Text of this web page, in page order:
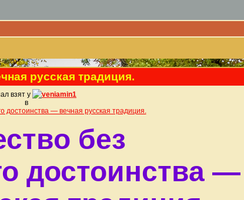
русская традиция.
взят у
veniamin1
в
достоинства — вечная русская традиция.
без
достоинства —